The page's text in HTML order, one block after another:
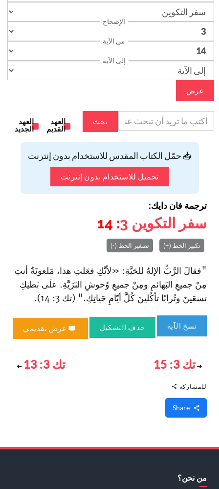
الإصحاح
من الآية
إلى الآية
عرض
بحث
العهد
القديم
العهد
الجديد
📥 حمّل الكتاب المقدس للاستخدام بدون إنترنت
تحميل للاستخدام بدون إنترنت
ترجمة فان دايك:
سفر التكوين 3
: 14
تكبير الخط (+) تصغير الخط (-)
"فقالَ الرَّبُّ الإلهُ للحَيَّةِ: «لأنَّكِ فعَلتِ هذا، مَلعونَةٌ أنتِ
مِنْ جميعِ البَهائمِ ومِنْ جميعِ وُحوشِ البَرّيَّةِ. علَى بَطنِكِ
تسعَينَ وتُرابًا تأكُلينَ كُلَّ أيّامِ حَياتِكِ." (تك 3: 14).
نسخ الآية حذف التشكيل عرض تقديمي
تك 3: 15 تك 3: 13
للمشاركة
من نحن؟